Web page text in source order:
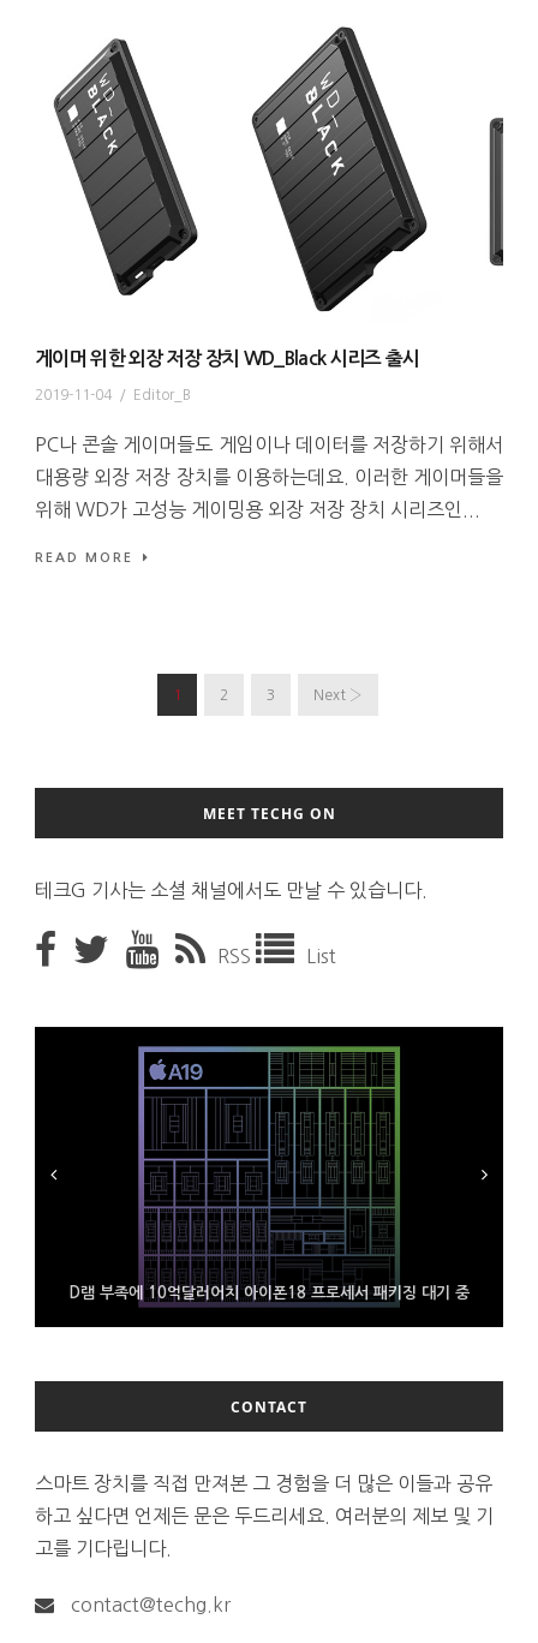
게이머 위한 외장 저장 장치 WD_Black 시리즈 출시
2019-11-04 / Editor_B
PC나 콘솔 게이머들도 게임이나 데이터를 저장하기 위해서
대용량 외장 저장 장치를 이용하는데요. 이러한 게이머들을
위해 WD가 고성능 게이밍용 외장 저장 장치 시리즈인...
READ MORE
1 2 3 Next ›
MEET TECHG ON
테크G 기사는 소셜 채널에서도 만날 수 있습니다.
RSS List
D램 부족에 10억달러어치 아이폰18 프로세서 패키징 대기 중
300~400달러 반지형 스피커 준비하는 오픈AI
조용히 스팀 프레임 검증 요구사항 바꾼 밸브
CONTACT
스마트 장치를 직접 만져본 그 경험을 더 많은 이들과 공유
하고 싶다면 언제든 문은 두드리세요. 여러분의 제보 및 기
고를 기다립니다.
contact@techg.kr